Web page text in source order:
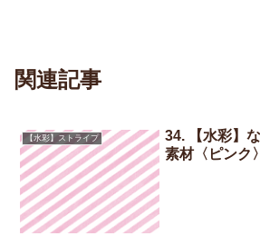
関連記事
【水彩】ストライプ
34. 【水彩】
素材〈ピンク〉